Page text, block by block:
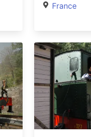
France